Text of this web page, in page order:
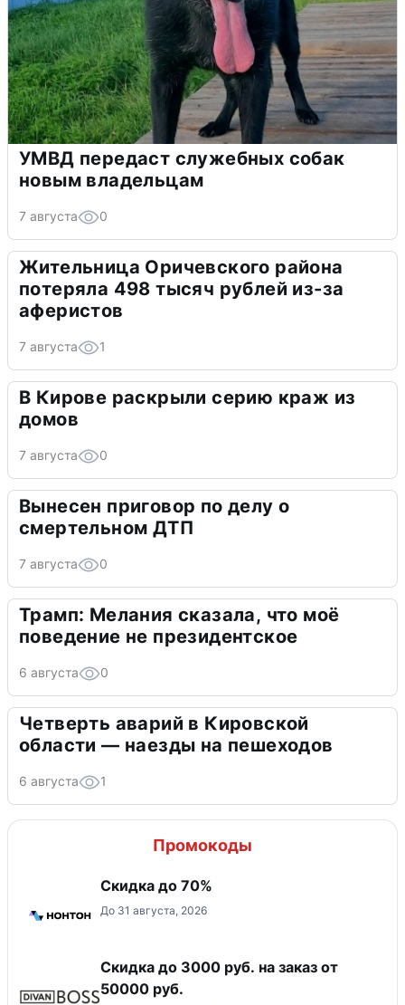
УМВД передаст служебных собак
новым владельцам
7 августа 0
Жительница Оричевского района
потеряла 498 тысяч рублей из-за
аферистов
7 августа 1
В Кирове раскрыли серию краж из
домов
7 августа 0
Вынесен приговор по делу о
смертельном ДТП
7 августа 0
Трамп: Мелания сказала, что моё
поведение не президентское
6 августа 0
Четверть аварий в Кировской
области — наезды на пешеходов
6 августа 1
Промокоды
Скидка до 70%
До 31 августа, 2026
Скидка до 3000 руб. на заказ от
50000 руб.